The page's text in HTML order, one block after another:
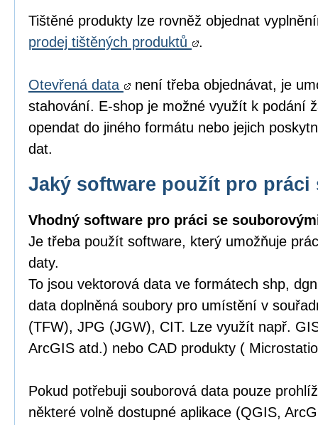
Tištěné produkty lze rovněž objednat
prodej tištěných produktů
.
Otevřená data
není třeba objednávat, je
stahování. E-shop je možné využít k podání
opendat do jiného formátu nebo jejich
dat.
Jaký software použít pro práci
Vhodný software pro práci se
Je třeba použít software, který umožňuje
daty.
To jsou vektorová data ve formátech shp,
data doplněná soubory pro umístění v
(TFW), JPG (JGW), CIT. Lze využít např.
ArcGIS atd.) nebo CAD produkty (
Pokud potřebuji souborová data pouze
některé volně dostupné aplikace (QGIS,